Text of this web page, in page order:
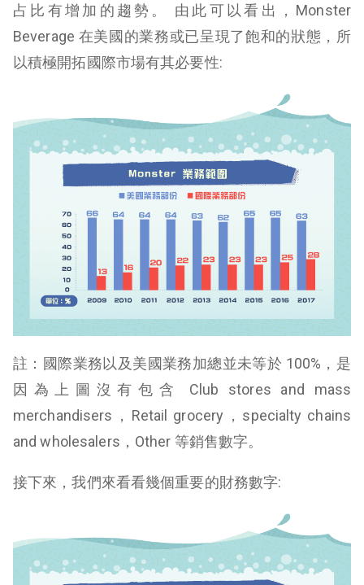
占比有增加的趨勢。 由此可以看出，Monster
Beverage 在美國的業務或已呈現了飽和的狀態，所
以積極開拓國際市場有其必要性:
註：國際業務以及美國業務加總並未等於 100%，是
因為上圖沒有包含 Club stores and mass
merchandisers，Retail grocery，specialty chains
and wholesalers，Other 等銷售數字。
接下來，我們來看看幾個重要的財務數字: